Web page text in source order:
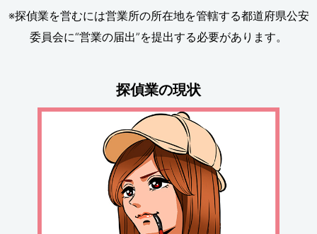
※探偵業を営むには営業所の所在地を管轄する都道府県公安
委員会に“営業の届出”を提出する必要があります。
探偵業の現状